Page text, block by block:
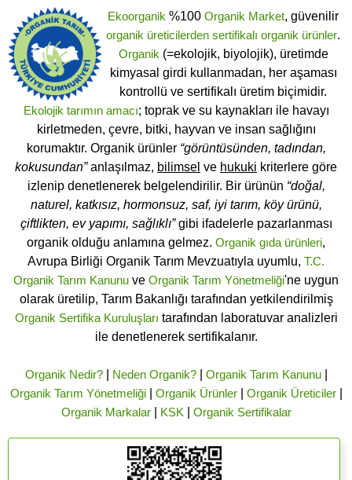
Ekoorganik %100 Organik Market, güvenilir
organik üreticilerden sertifikalı organik ürünler.
Organik (=ekolojik, biyolojik), üretimde
kimyasal girdi kullanmadan, her aşaması
kontrollü ve sertifikalı üretim biçimidir.
Ekolojik tarımın amacı; toprak ve su kaynakları ile havayı
kirletmeden, çevre, bitki, hayvan ve insan sağlığını
korumaktır. Organik ürünler “görüntüsünden, tadından,
kokusundan”anlaşılmaz, bilimsel ve hukuki kriterlere göre
izlenip denetlenerek belgelendirilir. Bir ürünün “doğal,
naturel, katkısız, hormonsuz, saf, iyi tarım, köy ürünü,
çiftlikten, ev yapımı, sağlıklı”gibi ifadelerle pazarlanması
organik olduğu anlamına gelmez. Organik gıda ürünleri,
Avrupa Birliği Organik Tarım Mevzuatıyla uyumlu, T.C.
Organik Tarım Kanunu ve Organik Tarım Yönetmeliği'ne uygun
olarak üretilip, Tarım Bakanlığı tarafından yetkilendirilmiş
Organik Sertifika Kuruluşları tarafından laboratuvar analizleri
ile denetlenerek sertifikalanır.
Organik Nedir?| Neden Organik?| Organik Tarım Kanunu|
Organik Tarım Yönetmeliği| Organik Ürünler| Organik Üreticiler|
Organik Markalar| KSK Organik Sertifikalar